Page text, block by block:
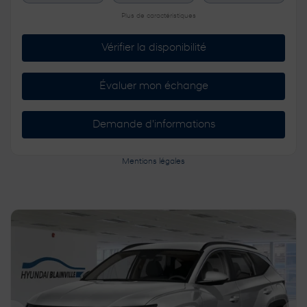
Plus de caractéristiques
Vérifier la disponibilité
Évaluer mon échange
Demande d'informations
Mentions légales